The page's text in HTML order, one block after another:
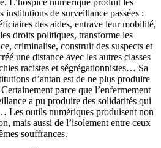
institutions de surveillance passées :
des aides, entrave leur mobilité,
droits politiques, transforme les
criminalise, construit des suspects et
une distance avec les autres classes
racistes et ségrégationnistes… Sa
d’antan est de ne plus produire
parce que l’enfermement
a pu produire des solidarités qui
Les outils numériques produisent non
mais aussi de l’isolement entre ceux
souffrances.